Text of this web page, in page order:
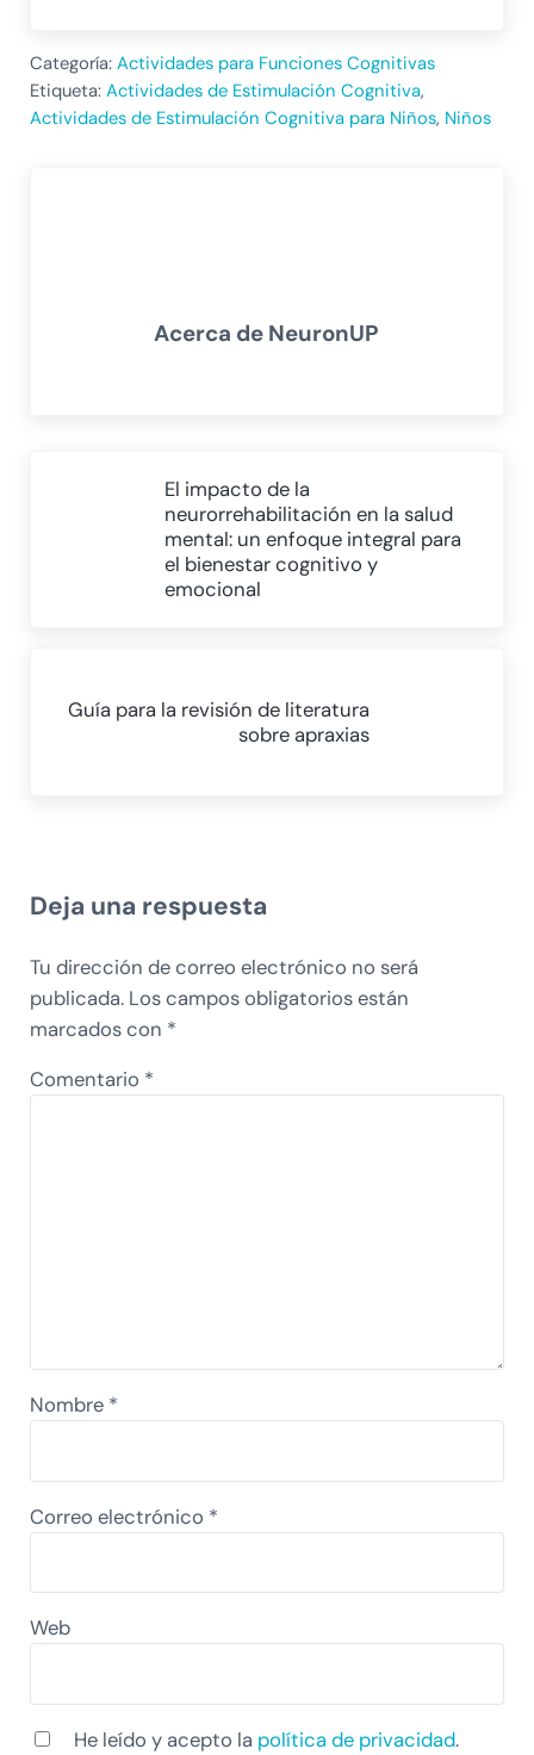
Categoría: Actividades para Funciones Cognitivas
Etiqueta: Actividades de Estimulación Cognitiva,
Actividades de Estimulación Cognitiva para Niños, Niños
Acerca de NeuronUP
El impacto de la
neurorrehabilitación en la salud
mental: un enfoque integral para
el bienestar cognitivo y
emocional
Guía para la revisión de literatura
sobre apraxias
Deja una respuesta
Tu dirección de correo electrónico no será
publicada. Los campos obligatorios están
marcados con *
Comentario *
Nombre *
Correo electrónico *
Web
He leído y acepto la política de privacidad.